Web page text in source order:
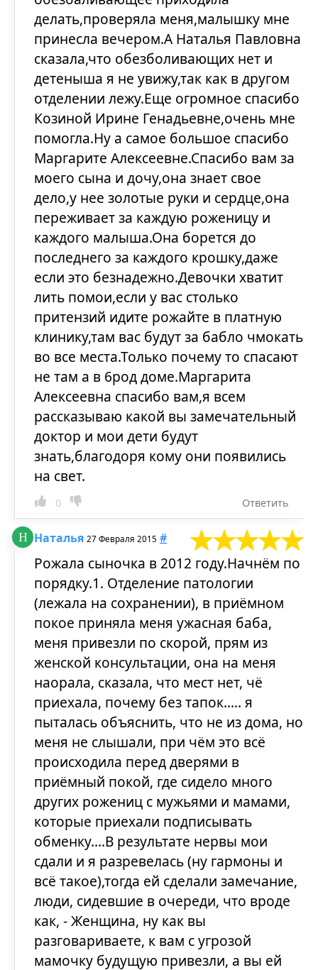
делать,проверяла меня,малышку мне
принесла вечером.А Наталья Павловна
сказала,что обезболивающих нет и
детеныша я не увижу,так как в другом
отделении лежу.Еще огромное спасибо
Козиной Ирине Генадьевне,очень мне
помогла.Ну а самое большое спасибо
Маргарите Алексеевне.Спасибо вам за
моего сына и дочу,она знает свое
дело,у нее золотые руки и сердце,она
переживает за каждую роженицу и
каждого малыша.Она борется до
последнего за каждого крошку,даже
если это безнадежно.Девочки хватит
лить помои,если у вас столько
притензий идите рожайте в платную
клинику,там вас будут за бабло чмокать
во все места.Только почему то спасают
не там а в 6род доме.Маргарита
Алексеевна спасибо вам,я всем
рассказываю какой вы замечательный
доктор и мои дети будут
знать,благодоря кому они появились
на свет.
0 Ответить
Наталья 27 Февраля 2015 #
Рожала сыночка в 2012 году.Начнём по
порядку.1. Отделение патологии
(лежала на сохранении), в приёмном
покое приняла меня ужасная баба,
меня привезли по скорой, прям из
женской консультации, она на меня
наорала, сказала, что мест нет, чё
приехала, почему без тапок..... я
пыталась объяснить, что не из дома, но
меня не слышали, при чём это всё
происходила перед дверями в
приёмный покой, где сидело много
других рожениц с мужьями и мамами,
которые приехали подписывать
обменку....В результате нервы мои
сдали и я разревелась (ну гармоны и
всё такое),тогда ей сделали замечание,
люди, сидевшие в очереди, что вроде
как, - Женщина, ну как вы
разговариваете, к вам с угрозой
мамочку будущую привезли, а вы ей